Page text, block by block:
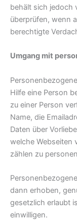
behält sich jedoch
überprüfen, wenn
berechtigte
Umgang mit
Hilfe eine Person
zu einer Person
Name, die
Daten über
welche Webseiten
zählen zu
dann erhoben,
gesetzlich erlaubt
einwilligen.